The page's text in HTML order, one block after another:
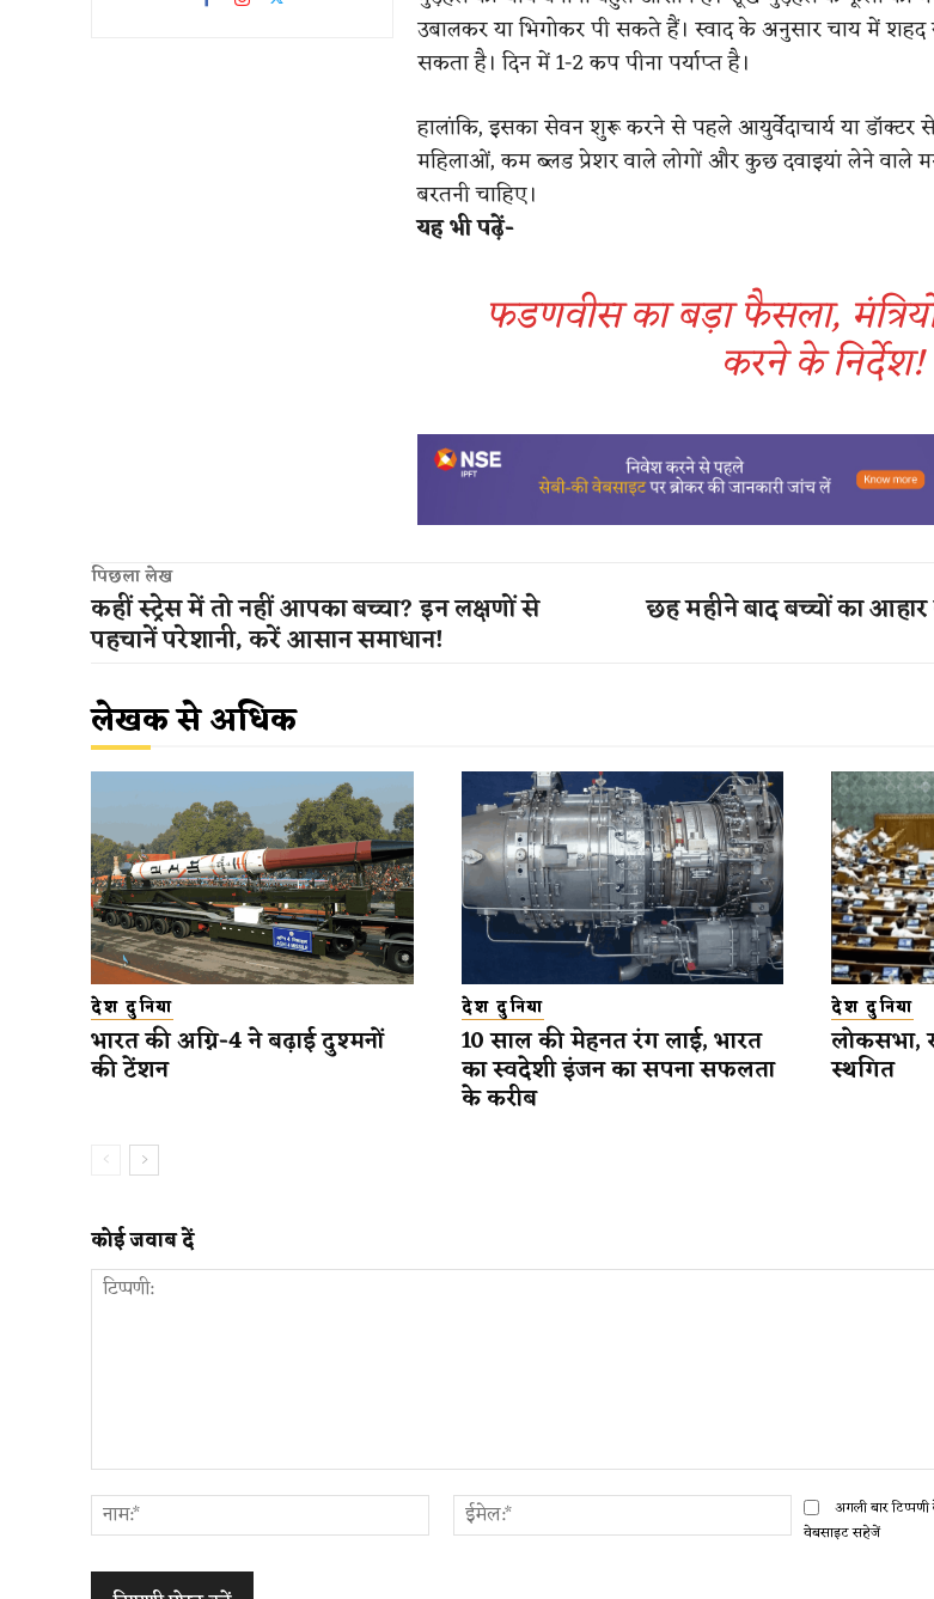
उबालकर या भिगोकर पी सकते हैं। स्वाद के अनुसार चाय में शहद
सकता है। दिन में 1-2 कप पीना पर्याप्त है।
हालांकि, इसका सेवन शुरू करने से पहले आयुर्वेदाचार्य या डॉक्टर
महिलाओं, कम ब्लड प्रेशर वाले लोगों और कुछ दवाइयां लेने वाले
बरतनी चाहिए।
यह भी पढ़ें-
फडणवीस का बड़ा फैसला,
करने के निर्देश!
पिछला लेख
कहीं स्ट्रेस में तो नहीं आपका बच्चा? इन लक्षणों से
पहचानें परेशानी, करें आसान समाधान!
​छह महीने बाद बच्चों का
लेखक से अधिक
देश दुनिया
भारत की अग्नि-4 ने बढ़ाई दुश्मनों
की टेंशन
देश दुनिया
10 साल की मेहनत रंग लाई, भारत
का स्वदेशी इंजन का सपना सफलता
के करीब
देश दुनिया
लोकसभा,
स्थगित
कोई जवाब दें
नाम:*
ईमेल:*अगली बार
वेबसाइट सहेजें